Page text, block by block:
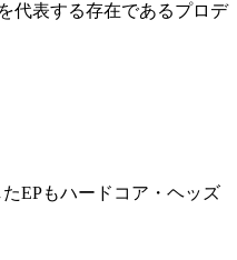
代表する存在であるプロデ
たEPもハードコア・ヘッズ